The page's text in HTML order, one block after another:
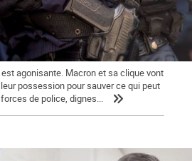
la macronie.
agonisante. Macron et sa clique vont
possession pour sauver ce qui peut
de police, dignes...